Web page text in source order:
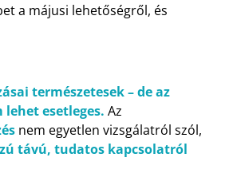
a májusi lehetőségről, és
természetesek – de az
lehet esetleges. Az
nem egyetlen vizsgálatról szól,
távú, tudatos kapcsolatról